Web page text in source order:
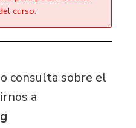
curso.
consulta sobre el
a